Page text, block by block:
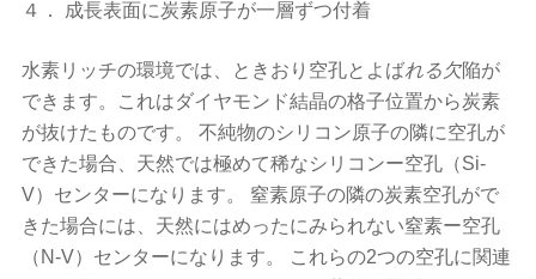
４． 成長表面に炭素原子が一層ずつ付着
水素リッチの環境では、ときおり空孔とよばれる欠陥が
できます。これはダイヤモンド結晶の格子位置から炭素
が抜けたものです。 不純物のシリコン原子の隣に空孔が
できた場合、天然では極めて稀なシリコンー空孔（Si-
V）センターになります。 窒素原子の隣の炭素空孔がで
きた場合には、天然にはめったにみられない窒素ー空孔
（N-V）センターになります。 これらの2つの空孔に関連